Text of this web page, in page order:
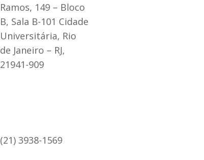
Ramos, 149 – Bloco
B, Sala B-101 Cidade
Universitária, Rio
de Janeiro – RJ,
21941-909
(21) 3938-1569